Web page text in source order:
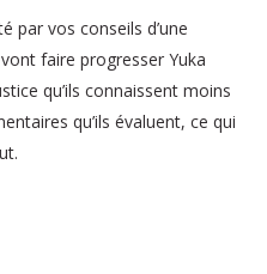
par vos conseils d’une
faire progresser Yuka
qu’ils connaissent moins
qu’ils évaluent, ce qui